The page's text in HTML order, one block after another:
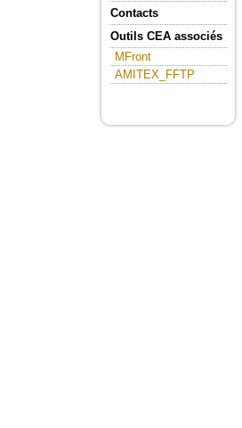
Contacts
Outils CEA associés
MFront
AMITEX_FFTP